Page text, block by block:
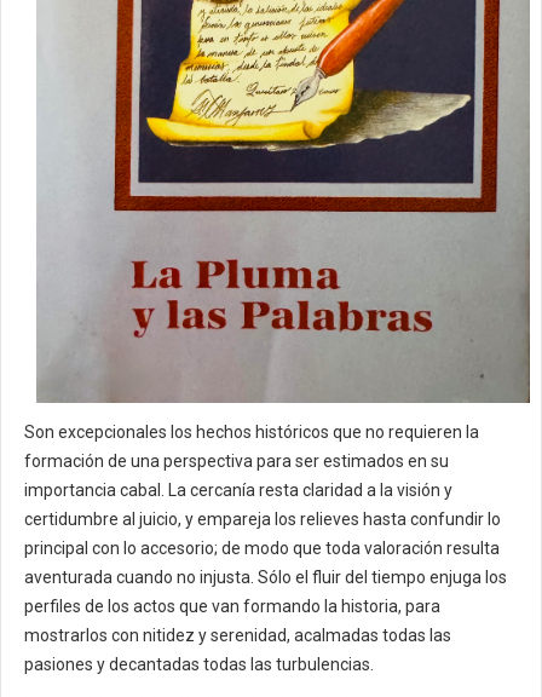
Son excepcionales los hechos históricos que no requieren la
formación de una perspectiva para ser estimados en su
importancia cabal. La cercanía resta claridad a la visión y
certidumbre al juicio, y empareja los relieves hasta confundir lo
principal con lo accesorio; de modo que toda valoración resulta
aventurada cuando no injusta. Sólo el fluir del tiempo enjuga los
perfiles de los actos que van formando la historia, para
mostrarlos con nitidez y serenidad, acalmadas todas las
pasiones y decantadas todas las turbulencias.